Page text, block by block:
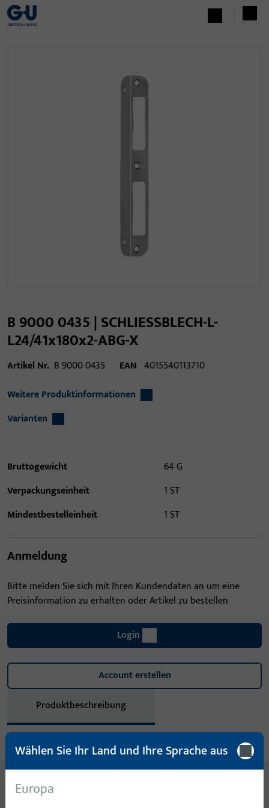
B 9000 0435 | SCHLIESSBLECH-L-
L24/41x180x2-ABG-X
Artikel Nr. B 9000 0435 EAN 4015540113710
Weitere Produktinformationen
Varianten
Bruttogewicht
64 G
Verpackungseinheit
1 ST
Mindestbestelleinheit
1 ST
Anmeldung
Bitte melden Sie sich mit Ihren Kundendaten an um eine
Preisinformation zu erhalten oder Artikel zu bestellen
Login
Account erstellen
Produktbeschreibung
Technische Daten Downloads
Inhalt
Wählen Sie Ihr Land und Ihre Sprache aus
Europa